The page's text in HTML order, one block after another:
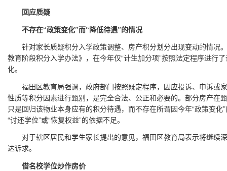
回应质疑
不存在“政策变化”而“降低待遇”的情况
针对家长质疑积分入学政策调整、房产积分划分出现变动的情况
教育阶段积分入学办法》，在今年仅“计生加分项”按照法定程序进行
化。
福田区教育局强调，政府部门按照既定程序，因应投诉、申诉或
性质等积分因素进行甄别，是完全合法、公正和必要的。部分房产在
只是回归该物业本身应有的积分待遇，而不存在所谓因今年“政策变化
“讨还学位”或“恢复权益”的依据不足。
对于辖区居民和学生家长提出的意见，福田区教育局表示将继续
达诉求。
借名校学位炒作房价